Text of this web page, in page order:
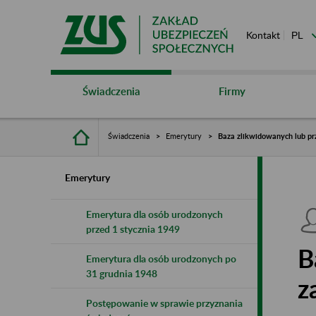
Kontakt
Świadczenia Firmy
Świadczenia Emerytury Baza zlikwidowanych lub
Emerytury
Emerytura dla osób urodzonych
przed 1 stycznia 1949
Emerytura dla osób urodzonych po
31 grudnia 1948
Postępowanie w sprawie przyznania